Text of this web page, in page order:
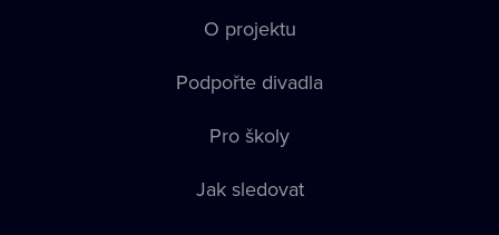
O projektu
Podpořte divadla
Pro školy
Jak sledovat